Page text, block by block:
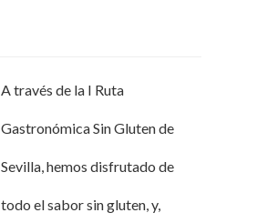
A través de la I Ruta
Gastronómica Sin Gluten de
Sevilla, hemos disfrutado de
todo el sabor sin gluten, y,